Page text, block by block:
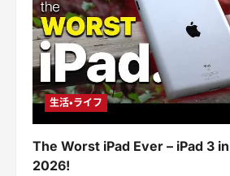
生活・ライフ
The Worst iPad Ever – iPad 3 in
2026!